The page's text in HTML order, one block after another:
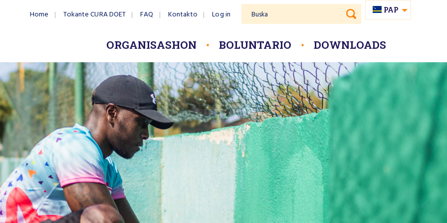
PAP
ORGANISASHON BOLUNTARIO DOWNLOADS
Home Tokante CURA DOET FAQ Kontakto Log in Buska